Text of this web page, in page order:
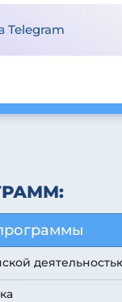
Telegram